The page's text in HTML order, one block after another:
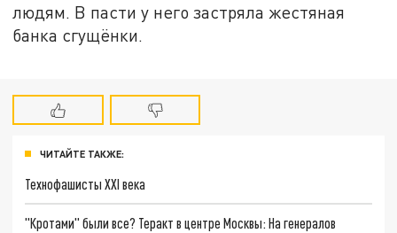
людям. В пасти у него застряла жестяная
банка сгущёнки.
ЧИТАЙТЕ ТАКЖЕ:
Технофашисты XXI века
"Кротами" были все? Теракт в центре Москвы: На генералов